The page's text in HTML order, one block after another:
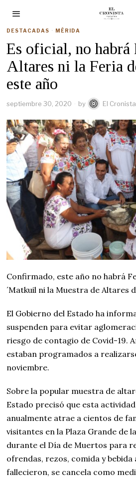
DESTACADAS · MÉRIDA
Es oficial, no habrá
Altares ni la Feria
este año
septiembre 30, 2020 by El
Confirmado, este año no habrá
´Matkuil ni la Muestra de Altares
El Gobierno del Estado ha
suspenden para evitar
riesgo de contagio de Covid-19.
estaban programados a
noviembre.
Sobre la popular muestra de
Estado precisó que esta
anualmente atrae a cientos de
visitantes en la Plaza Grande de
durante el Día de Muertos para
ofrendas, rezos, comida y bebida
fallecieron, se cancela como